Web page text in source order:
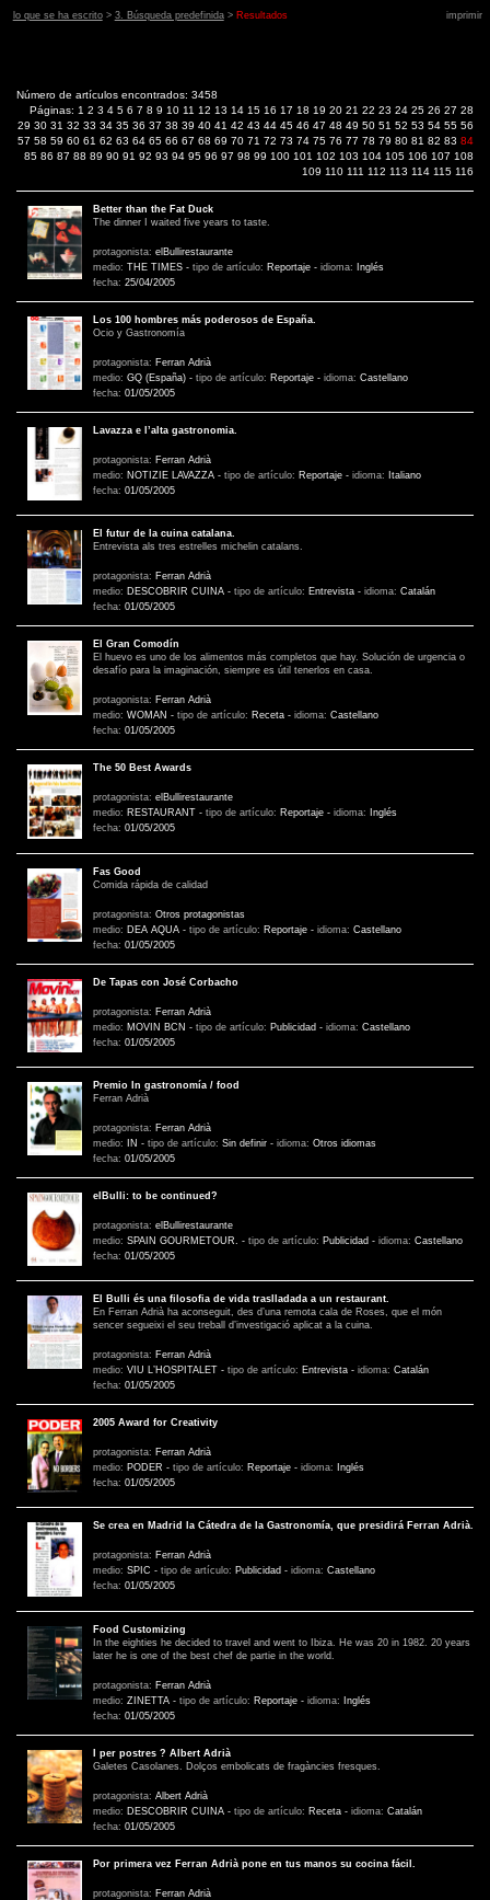
lo que se ha escrito> 3. Búsqueda predefinida> Resultados imprimir
Número de artículos encontrados: 3458
Páginas: 1 2 3 4 5 6 7 8 9 10 11 12 13 14 15 16 17 18 19 20 21 22 23 24 25 26 27 28
29 30 31 32 33 34 35 36 37 38 39 40 41 42 43 44 45 46 47 48 49 50 51 52 53 54 55 56
57 58 59 60 61 62 63 64 65 66 67 68 69 70 71 72 73 74 75 76 77 78 79 80 81 82 83 84
85 86 87 88 89 90 91 92 93 94 95 96 97 98 99 100 101 102 103 104 105 106 107 108
109 110 111 112 113 114 115 116
Better than the Fat Duck
The dinner I waited five years to taste.
protagonista: elBullirestaurante
medio: THE TIMES - tipo de artículo: Reportaje - idioma:
Inglés
fecha: 25/04/2005
Los 100 hombres más poderosos de España.
Ocio y Gastronomía
protagonista: Ferran Adrià
medio: GQ (España) - tipo de artículo: Reportaje - idioma: Castellano
fecha: 01/05/2005
Lavazza e l’alta gastronomia.
protagonista: Ferran Adrià
medio: NOTIZIE LAVAZZA - tipo de artículo: Reportaje - idioma:
Italiano
fecha: 01/05/2005
El futur de la cuina catalana.
Entrevista als tres estrelles michelin catalans.
protagonista: Ferran Adrià
medio: DESCOBRIR CUINA - tipo de artículo: Entrevista - idioma: Catalán
fecha: 01/05/2005
El Gran Comodín
El huevo es uno de los alimentos más completos que hay. Solución de urgencia o
desafío para la imaginación, siempre es útil tenerlos en casa.
protagonista: Ferran Adrià
medio: WOMAN - tipo de artículo: Receta - idioma: Castellano
fecha: 01/05/2005
The 50 Best Awards
protagonista: elBullirestaurante
medio: RESTAURANT - tipo de artículo: Reportaje - idioma:
Inglés
fecha: 01/05/2005
Fas Good
Comida rápida de calidad
protagonista: Otros protagonistas
medio: DEA AQUA - tipo de artículo: Reportaje - idioma: Castellano
fecha: 01/05/2005
De Tapas con José Corbacho
protagonista: Ferran Adrià
medio: MOVIN BCN - tipo de artículo: Publicidad - idioma: Castellano
fecha: 01/05/2005
Premio In gastronomía / food
Ferran Adrià
protagonista: Ferran Adrià
medio:
IN - tipo de artículo: Sin definir - idioma: Otros idiomas
fecha: 01/05/2005
elBulli: to be continued?
protagonista: elBullirestaurante
medio: SPAIN GOURMETOUR. - tipo de artículo: Publicidad - idioma: Castellano
fecha: 01/05/2005
El Bulli és una filosofia de vida traslladada a un restaurant.
En Ferran Adrià ha aconseguit, des d’una remota cala de Roses, que el món
sencer segueixi el seu treball d’investigació aplicat a la cuina.
protagonista: Ferran Adrià
medio: VIU L’HOSPITALET - tipo de artículo: Entrevista - idioma: Catalán
fecha: 01/05/2005
2005 Award for Creativity
protagonista: Ferran Adrià
medio: PODER - tipo de artículo: Reportaje - idioma:
Inglés
fecha: 01/05/2005
Se crea en Madrid la Cátedra de la Gastronomía, que presidirá Ferran Adrià.
protagonista: Ferran Adrià
medio: SPIC - tipo de artículo: Publicidad - idioma: Castellano
fecha: 01/05/2005
Food Customizing
In the eighties he decided to travel and went to Ibiza. He was 20 in 1982. 20 years
later he is one of the best chef de partie in the world.
protagonista: Ferran Adrià
medio: ZINETTA - tipo de artículo: Reportaje - idioma:
Inglés
fecha: 01/05/2005
I per postres ? Albert Adrià
Galetes Casolanes. Dolços embolicats de fragàncies fresques.
protagonista: Albert Adrià
medio: DESCOBRIR CUINA - tipo de artículo: Receta - idioma: Catalán
fecha: 01/05/2005
Por primera vez Ferran Adrià pone en tus manos su cocina fácil.
protagonista: Ferran Adrià